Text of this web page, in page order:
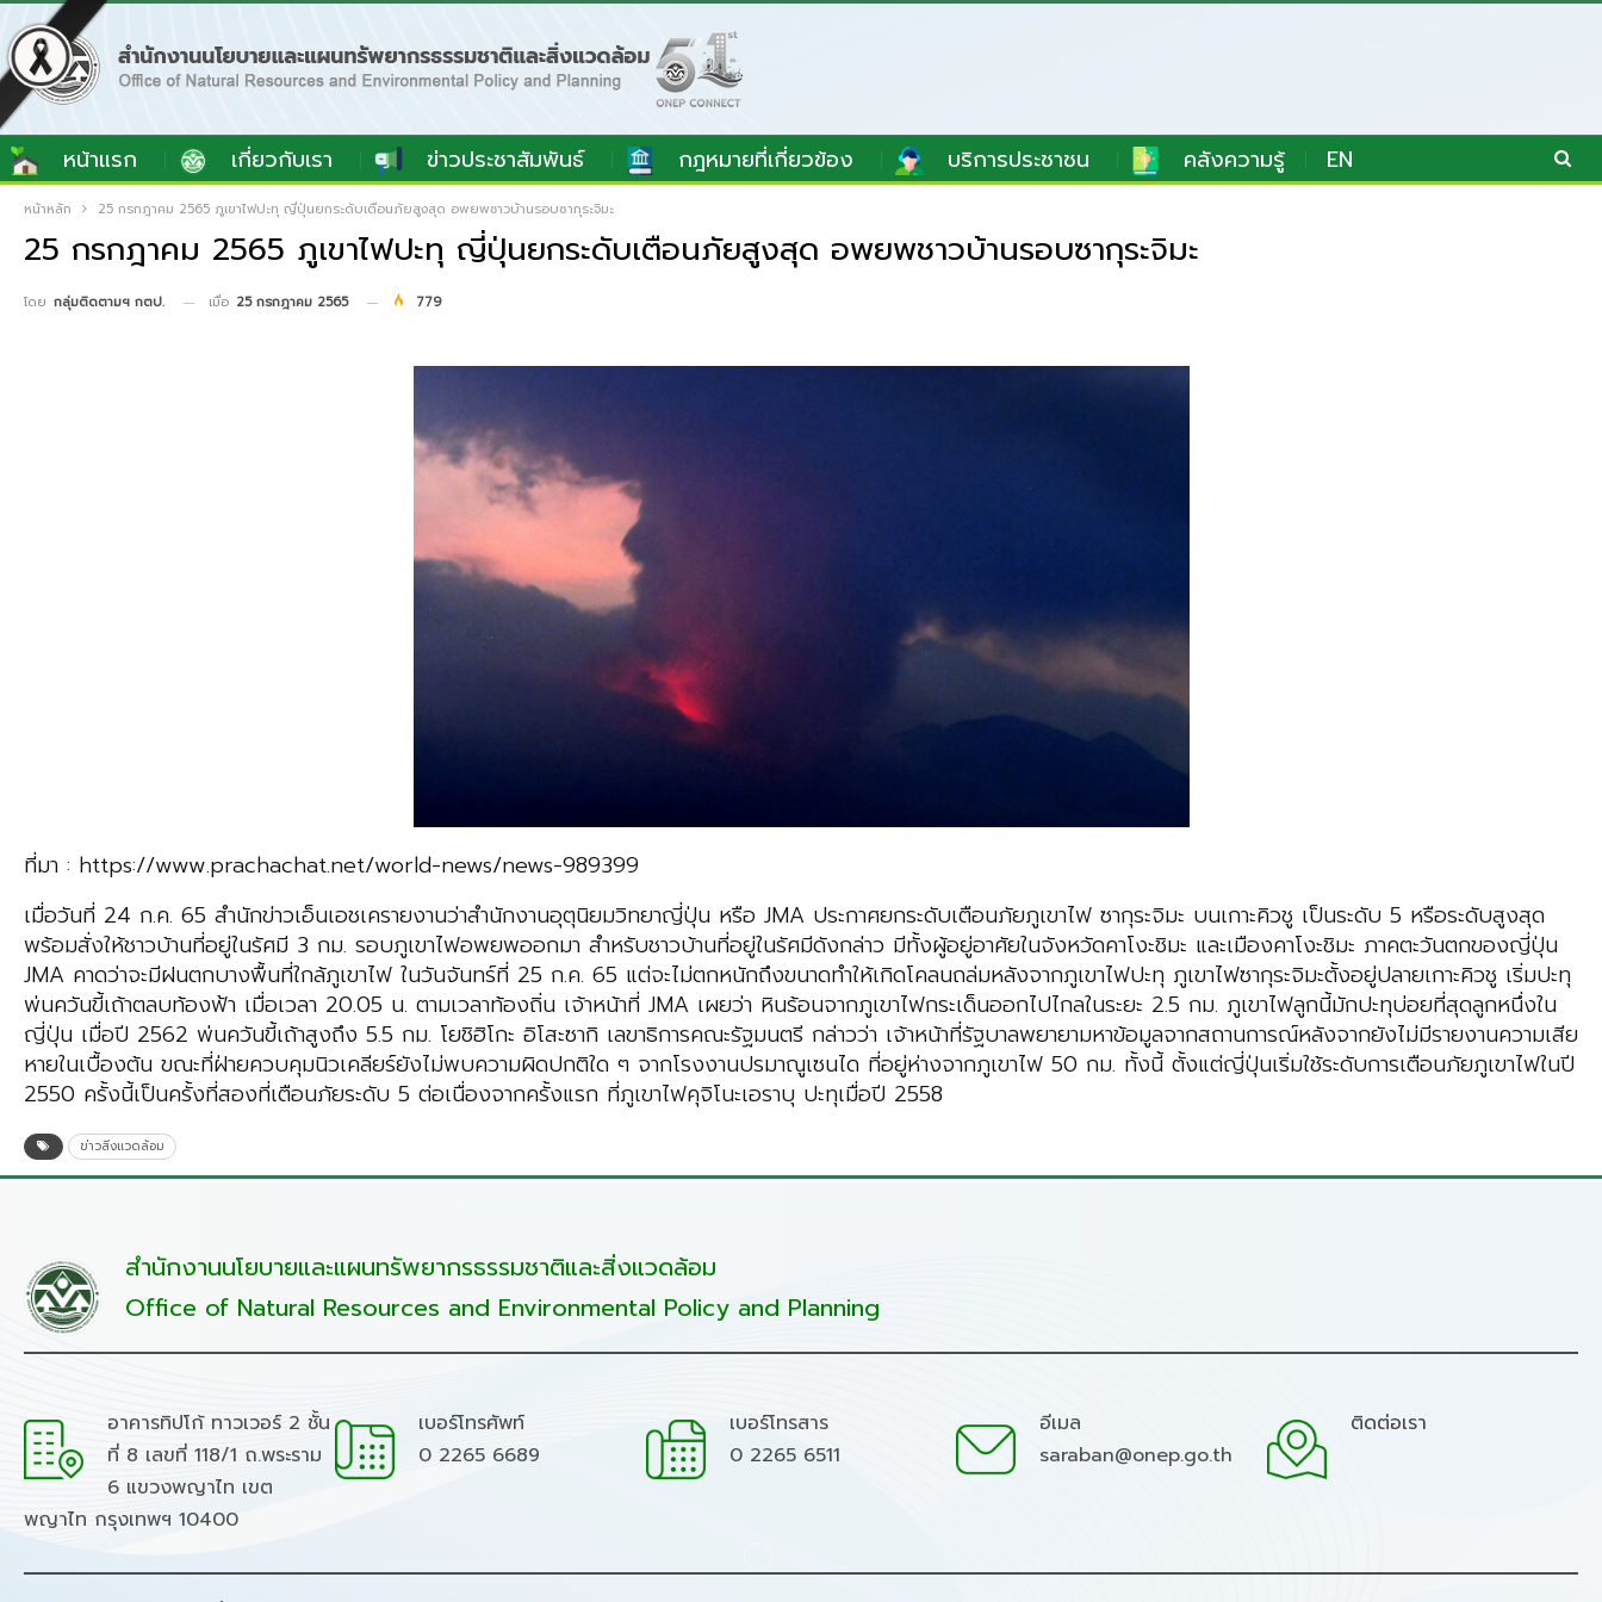
หน้าแรก เกี่ยวกับเรา ข่าวประชาสัมพันธ์ กฎหมายที่เกี่ยวข้อง บริการประชาชน คลังความรู้ EN
หน้าหลัก 25 กรกฎาคม 2565 ภูเขาไฟปะทุ ญี่ปุ่นยกระดับเตือนภัยสูงสุด อพยพชาวบ้านรอบซากุระจิมะ
25 กรกฎาคม 2565 ภูเขาไฟปะทุ ญี่ปุ่นยกระดับเตือนภัยสูงสุด อพยพชาวบ้านรอบซากุระจิมะ
โดย กลุ่มติดตามฯ กตป. เมื่อ 25 กรกฎาคม 2565 779
ที่มา : https://www.prachachat.net/world-news/news-989399
เมื่อวันที่ 24 ก.ค. 65 สำนักข่าวเอ็นเอชเครายงานว่าสำนักงานอุตุนิยมวิทยาญี่ปุ่น หรือ JMA ประกาศยกระดับเตือนภัยภูเขาไฟ ซากุระจิมะ บนเกาะคิวชู เป็นระดับ 5 หรือระดับสูงสุด
พร้อมสั่งให้ชาวบ้านที่อยู่ในรัศมี 3 กม. รอบภูเขาไฟอพยพออกมา สำหรับชาวบ้านที่อยู่ในรัศมีดังกล่าว มีทั้งผู้อยู่อาศัยในจังหวัดคาโงะชิมะ และเมืองคาโงะชิมะ ภาคตะวันตกของญี่ปุ่น
JMA คาดว่าจะมีฝนตกบางพื้นที่ใกล้ภูเขาไฟ ในวันจันทร์ที่ 25 ก.ค. 65 แต่จะไม่ตกหนักถึงขนาดทำให้เกิดโคลนถล่มหลังจากภูเขาไฟปะทุ ภูเขาไฟซากุระจิมะตั้งอยู่ปลายเกาะคิวชู เริ่มปะทุ
พ่นควันขี้เถ้าตลบท้องฟ้า เมื่อเวลา 20.05 น. ตามเวลาท้องถิ่น เจ้าหน้าที่ JMA เผยว่า หินร้อนจากภูเขาไฟกระเด็นออกไปไกลในระยะ 2.5 กม. ภูเขาไฟลูกนี้มักปะทุบ่อยที่สุดลูกหนึ่งใน
ญี่ปุ่น เมื่อปี 2562 พ่นควันขี้เถ้าสูงถึง 5.5 กม. โยชิฮิโกะ อิโสะซากิ เลขาธิการคณะรัฐมนตรี กล่าวว่า เจ้าหน้าที่รัฐบาลพยายามหาข้อมูลจากสถานการณ์หลังจากยังไม่มีรายงานความเสีย
หายในเบื้องต้น ขณะที่ฝ่ายควบคุมนิวเคลียร์ยังไม่พบความผิดปกติใด ๆ จากโรงงานปรมาณูเซนได ที่อยู่ห่างจากภูเขาไฟ 50 กม. ทั้งนี้ ตั้งแต่ญี่ปุ่นเริ่มใช้ระดับการเตือนภัยภูเขาไฟในปี
2550 ครั้งนี้เป็นครั้งที่สองที่เตือนภัยระดับ 5 ต่อเนื่องจากครั้งแรก ที่ภูเขาไฟคุจิโนะเอราบุ ปะทุเมื่อปี 2558
ข่าวสิ่งแวดล้อม
สำนักงานนโยบายและแผนทรัพยากรธรรมชาติและสิ่งแวดล้อม
Office of Natural Resources and Environmental Policy and Planning
อาคารทิปโก้ ทาวเวอร์ 2 ชั้น
ที่ 8 เลขที่ 118/1 ถ.พระราม
6 แขวงพญาไท เขต
พญาไท กรุงเทพฯ 10400
เบอร์โทรศัพท์
0 2265 6689
เบอร์โทรสาร
0 2265 6511
อีเมล
saraban@onep.go.th
ติดต่อเรา